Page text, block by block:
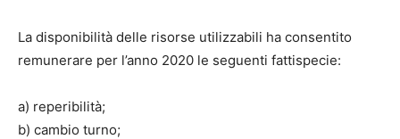
La disponibilità delle risorse utilizzabili ha consentito
remunerare per l’anno 2020 le seguenti fattispecie:
a) reperibilità;
b) cambio turno;